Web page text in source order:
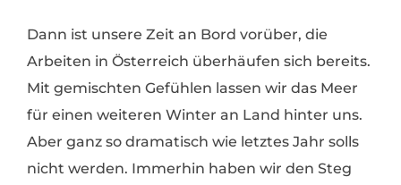
Dann ist unsere Zeit an Bord vorüber, die
Arbeiten in Österreich überhäufen sich bereits.
Mit gemischten Gefühlen lassen wir das Meer
für einen weiteren Winter an Land hinter uns.
Aber ganz so dramatisch wie letztes Jahr solls
nicht werden. Immerhin haben wir den Steg